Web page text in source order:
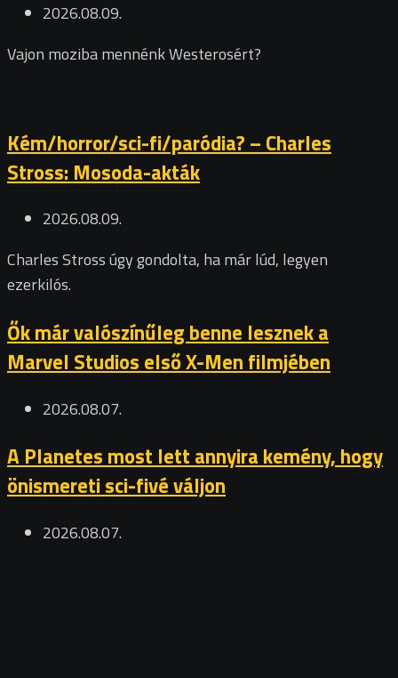
2026.08.09.
Vajon moziba mennénk Westerosért?
Kém/horror/sci-fi/paródia? – Charles
Stross: Mosoda-akták
2026.08.09.
Charles Stross úgy gondolta, ha már lúd, legyen
ezerkilós.
Ők már valószínűleg benne lesznek a
Marvel Studios első X-Men filmjében
2026.08.07.
A Planetes most lett annyira kemény, hogy
önismereti sci-fivé váljon
2026.08.07.